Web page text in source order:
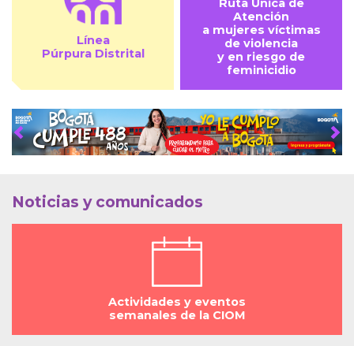
Línea
Ruta Única de
Atención
a mujeres víctimas
de violencia
y en riesgo de
feminicidio
Anterior
Noticias y comunicados
Actividades y eventos
semanales de la CIOM